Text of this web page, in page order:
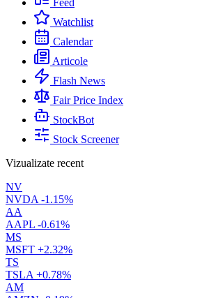
Feed
Watchlist
Calendar
Articole
Flash News
Fair Price Index
StockBot
Stock Screener
Vizualizate recent
NV
NVDA -1.15%
AA
AAPL -0.61%
MS
MSFT +2.32%
TS
TSLA +0.78%
AM